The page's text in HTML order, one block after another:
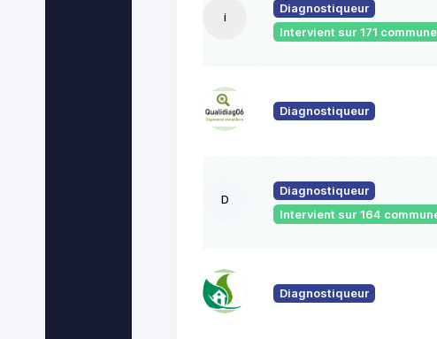
i
Diagnostiqueur
Intervient sur 171
Diagnostiqueur
D
Diagnostiqueur
Intervient sur 164
Diagnostiqueur